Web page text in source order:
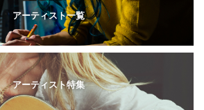
アーティスト一覧
アーティスト特集